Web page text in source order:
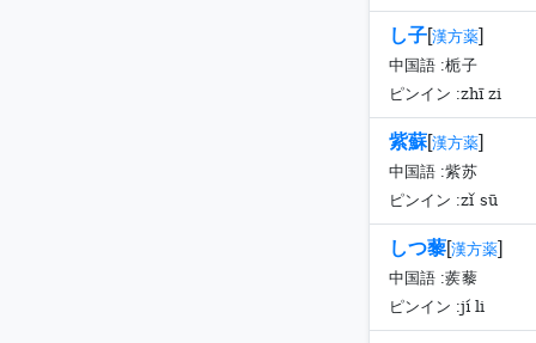
し子[漢方薬]
中国語 :栀子
ピンイン :zhī zi
紫蘇[漢方薬]
中国語 :紫苏
ピンイン :zǐ sū
しつ藜[漢方薬]
中国語 :蒺藜
ピンイン :jí li